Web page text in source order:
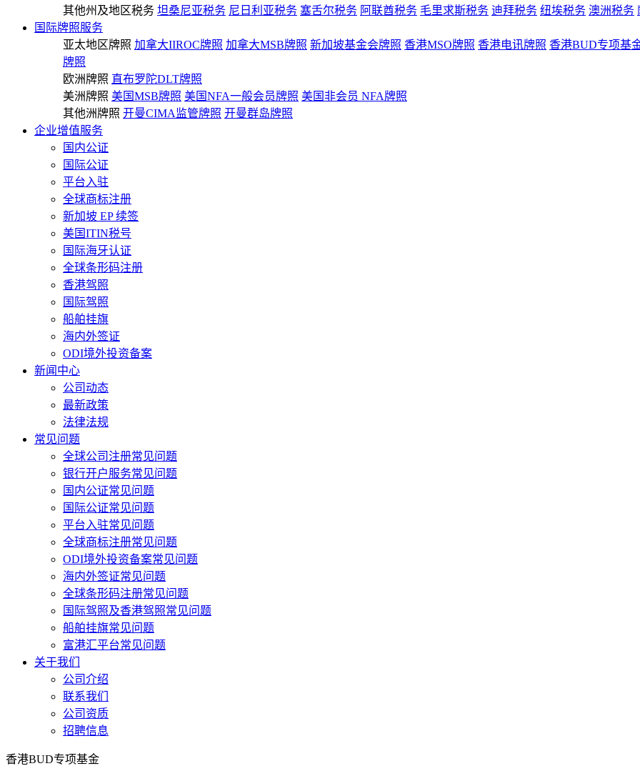
其他州及地区税务 坦桑尼亚税务 尼日利亚税务 塞舌尔税务 阿联酋税务 毛里求斯税务 迪拜税务 纽埃税务 澳洲税务
国际牌照服务
亚太地区牌照 加拿大IIROC牌照 加拿大MSB牌照 新加坡基金会牌照 香港MSO牌照 香港电讯牌照 香港BUD专项基
牌照
欧洲牌照 直布罗陀DLT牌照
美洲牌照 美国MSB牌照 美国NFA一般会员牌照 美国非会员 NFA牌照
其他洲牌照 开曼CIMA监管牌照 开曼群岛牌照
企业增值服务
国内公证
国际公证
平台入驻
全球商标注册
新加坡 EP 续签
美国ITIN税号
国际海牙认证
全球条形码注册
香港驾照
国际驾照
船舶挂旗
海内外签证
ODI境外投资备案
新闻中心
公司动态
最新政策
法律法规
常见问题
全球公司注册常见问题
银行开户服务常见问题
国内公证常见问题
国际公证常见问题
平台入驻常见问题
全球商标注册常见问题
ODI境外投资备案常见问题
海内外签证常见问题
全球条形码注册常见问题
国际驾照及香港驾照常见问题
船舶挂旗常见问题
富港汇平台常见问题
关于我们
公司介绍
联系我们
公司资质
招聘信息
香港BUD专项基金